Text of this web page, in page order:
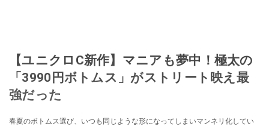
【ユニクロC新作】マニアも夢中！極太の
「3990円ボトムス」がストリート映え最
強だった
春夏のボトムス選び、いつも同じような形になってしまいマンネリ化してい